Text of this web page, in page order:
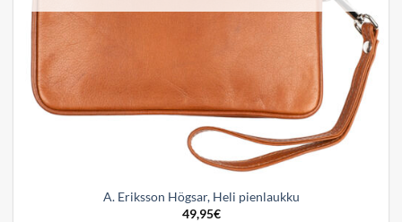
A. Eriksson Högsar, Heli pienlaukku
49,95€